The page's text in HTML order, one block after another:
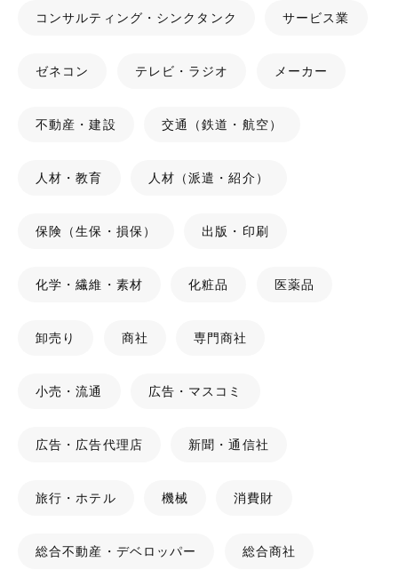
コンサルティング・シンクタンク サービス業
ゼネコン テレビ・ラジオ メーカー
不動産・建設 交通（鉄道・航空）
人材・教育 人材（派遣・紹介）
保険（生保・損保） 出版・印刷
化学・繊維・素材 化粧品 医薬品
卸売り 商社 専門商社
小売・流通 広告・マスコミ
広告・広告代理店 新聞・通信社
旅行・ホテル 機械 消費財
総合不動産・デベロッパー 総合商社